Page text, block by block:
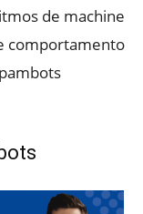
de machine
comportamento